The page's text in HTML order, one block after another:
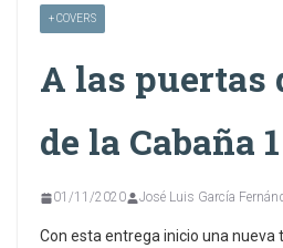
+ COVERS
A las puertas
de la Cabaña 1
01/11/2020 José Luis García
Con esta entrega inicio una nueva